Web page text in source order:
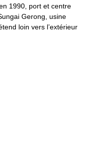
1990, port et centre
Gerong, usine
loin vers l’extérieur